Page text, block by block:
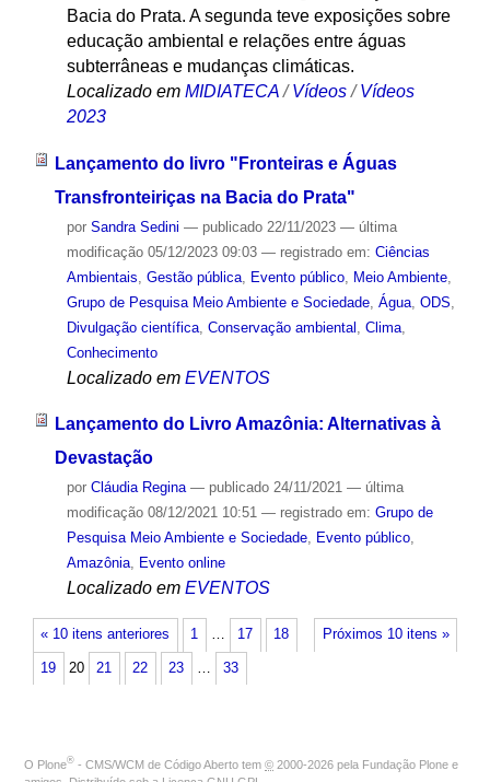
Bacia do Prata. A segunda teve exposições sobre
educação ambiental e relações entre águas
subterrâneas e mudanças climáticas.
Localizado em MIDIATECA /Vídeos /Vídeos
2023
Lançamento do livro "Fronteiras e Águas
Transfronteiriças na Bacia do Prata"
por Sandra Sedini — publicado22/11/2023 — última
modificação05/12/2023 09:03 — registrado em: Ciências
Ambientais Gestão pública, Evento público, Meio Ambiente,
Grupo de Pesquisa Meio Ambiente e Sociedade, Água, ODS
Divulgação científica, Conservação ambiental Clima,
Conhecimento
Localizado em EVENTOS
Lançamento do Livro Amazônia: Alternativas à
Devastação
por Cláudia Regina — publicado24/11/2021 — última
modificação08/12/2021 10:51 — registrado em: Grupo de
Pesquisa Meio Ambiente e Sociedade, Evento público,
Amazônia, Evento online
Localizado em EVENTOS
« 10 itens anteriores Próximos 10 itens »
1 … 17 18
19 20 21 22 23 … 33
O Plone® - CMS/WCM de Código Aberto tem © 2000-2026 pela Fundação Plone e